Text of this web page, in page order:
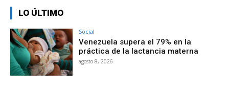
LO ÚLTIMO
Social
Venezuela supera el 79% en la
práctica de la lactancia materna
agosto 8, 2026